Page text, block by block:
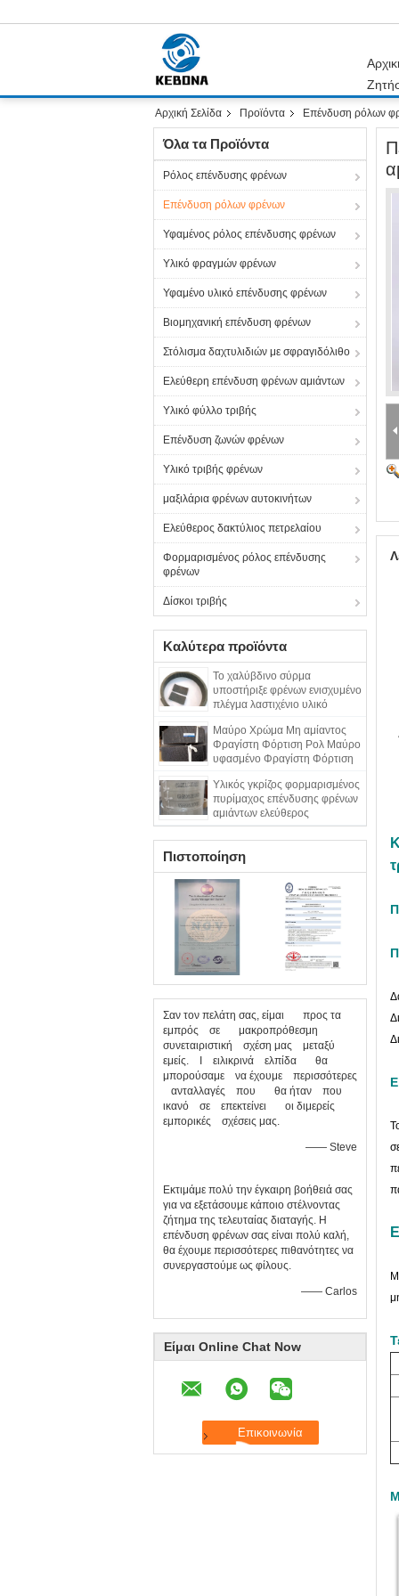
Αρχική Σελίδα Προϊόντα Επένδυση ρόλων
Όλα τα Προϊόντα
Ρόλος επένδυσης φρένων
Επένδυση ρόλων φρένων
Υφαμένος ρόλος επένδυσης φρένων
Υλικό φραγμών φρένων
Υφαμένο υλικό επένδυσης φρένων
Βιομηχανική επένδυση φρένων
Στόλισμα δαχτυλιδιών με σφραγιδόλιθο
Ελεύθερη επένδυση φρένων αμιάντων
Υλικό φύλλο τριβής
Επένδυση ζωνών φρένων
Υλικό τριβής φρένων
μαξιλάρια φρένων αυτοκινήτων
Ελεύθερος δακτύλιος πετρελαίου
Φορμαρισμένος ρόλος επένδυσης
φρένων
Δίσκοι τριβής
Καλύτερα προϊόντα
Το χαλύβδινο σύρμα
υποστήριξε φρένων ενισχυμένο
πλέγμα λαστιχένιο υλικό
το επένδυση
Μαύρο Χρώμα Μη αμίαντος
Φραγίστη Φόρτιση Ρολ Μαύρο
υφασμένο Φραγίστη Φόρτιση
Υλικός γκρίζος φορμαρισμένος
πυρίμαχος επένδυσης φρένων
αμιάντων ελεύθερος
εύκαμπτος
Πιστοποίηση
Σαν τον πελάτη σας, είμαι προς τα
εμπρός σε μακροπρόθεσμη
συνεταιριστική σχέση μας μεταξύ
εμείς. Ι ειλικρινά ελπίδα θα
μπορούσαμε να έχουμε περισσότερες
ανταλλαγές που θα ήταν που
ικανό σε επεκτείνει οι διμερείς
εμπορικές σχέσεις μας.
—— Steve
Εκτιμάμε πολύ την έγκαιρη βοήθειά σας
για να εξετάσουμε κάποιο στέλνοντας
ζήτημα της τελευταίας διαταγής. Η
επένδυση φρένων σας είναι πολύ καλή,
θα έχουμε περισσότερες πιθανότητες να
συνεργαστούμε ως φίλους.
—— Carlos
Είμαι Online Chat Now